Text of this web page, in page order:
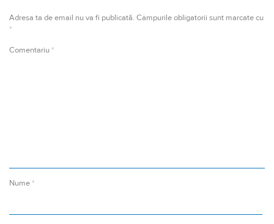
Adresa ta de email nu va fi publicată. Câmpurile obligatorii sunt marcate cu
*
Comentariu *
Nume *